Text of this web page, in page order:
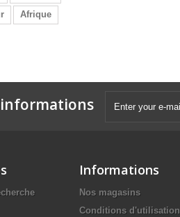
Afrique
Informations
Nos magasins
Conditions d'utilisation